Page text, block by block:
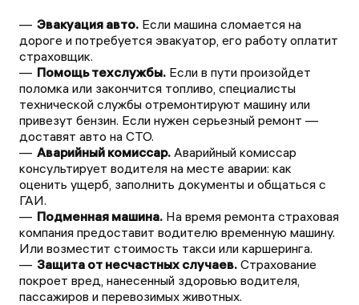
Эвакуация авто. Если машина сломается на
дороге и потребуется эвакуатор, его работу оплатит
страховщик.
Помощь техслужбы. Если в пути произойдет
поломка или закончится топливо, специалисты
технической службы отремонтируют машину или
привезут бензин. Если нужен серьезный ремонт —
доставят авто на СТО.
Аварийный комиссар. Аварийный комиссар
консультирует водителя на месте аварии: как
оценить ущерб, заполнить документы и общаться с
ГАИ.
Подменная машина. На время ремонта страховая
компания предоставит водителю временную машину.
Или возместит стоимость такси или каршеринга.
Защита от несчастных случаев. Страхование
покроет вред, нанесенный здоровью водителя,
пассажиров и перевозимых животных.